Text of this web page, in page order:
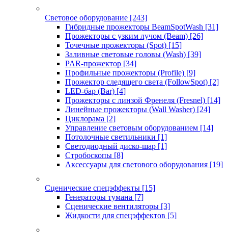
Световое оборудование [243]
Гибридные прожекторы BeamSpotWash [31]
Прожекторы с узким лучом (Beam) [26]
Точечные прожекторы (Spot) [15]
Заливные световые головы (Wash) [39]
PAR-прожектор [34]
Профильные прожекторы (Profile) [9]
Прожектор следящего света (FollowSpot) [2]
LED-бар (Bar) [4]
Прожекторы с линзой Френеля (Fresnel) [14]
Линейные прожекторы (Wall Washer) [24]
Циклорама [2]
Управление световым оборудованием [14]
Потолочные светильники [1]
Светодиодный диско-шар [1]
Стробоскопы [8]
Аксессуары для светового оборудования [19]
Сценические спецэффекты [15]
Генераторы тумана [7]
Сценические вентиляторы [3]
Жидкости для спецэффектов [5]